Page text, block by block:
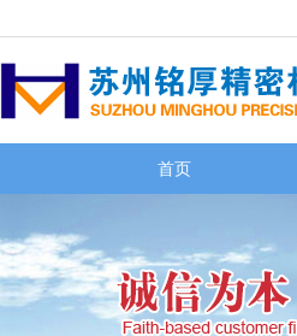
首页